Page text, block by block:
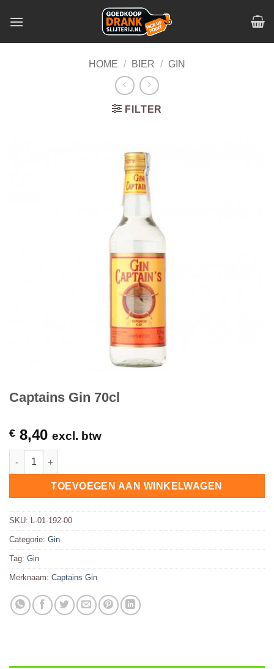
HOME / BIER / GIN
FILTER
Captains Gin 70cl
€ 8,40 excl. btw
Captains Gin 70cl hoeveelheid
TOEVOEGEN AAN WINKELWAGEN
SKU: L-01-192-00
Categorie: Gin
Tag: Gin
Merknaam: Captains Gin